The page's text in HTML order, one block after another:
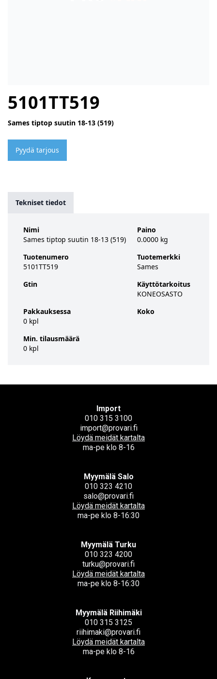
5101TT519
Sames tiptop suutin 18-13 (519)
Pyydä tarjous
Tekniset tiedot
Nimi
Sames tiptop suutin 18-13 (519)
Tuotenumero
5101TT519
Gtin
Pakkauksessa
0 kpl
Min. tilausmäärä
0 kpl
Paino
0.0000 kg
Tuotemerkki
Sames
Käyttötarkoitus
KONEOSASTO
Koko
Import
010 315 3100
import@provari.fi
Löydä meidät kartalta
ma-pe klo 8-16
Myymälä Salo
010 323 4210
salo@provari.fi
Löydä meidät kartalta
ma-pe klo 8-16:30
Myymälä Turku
010 323 4200
turku@provari.fi
Löydä meidät kartalta
ma-pe klo 8-16:30
Myymälä Riihimäki
010 315 3125
riihimaki@provari.fi
Löydä meidät kartalta
ma-pe klo 8-16